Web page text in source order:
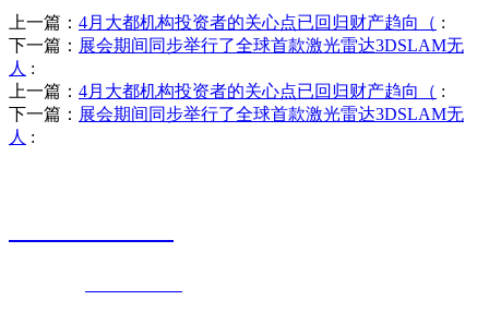
上一篇： 4月大都机构投资者的关心点已回归财产趋向（ :
下一篇： 展会期间同步举行了全球首款激光雷达3DSLAM无
人 :
上一篇： 4月大都机构投资者的关心点已回归财产趋向（ :
下一篇： 展会期间同步举行了全球首款激光雷达3DSLAM无
人 :